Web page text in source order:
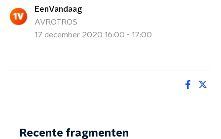
EenVandaag
AVROTROS
17 december 2020 16:00 - 17:00
Recente fragmenten